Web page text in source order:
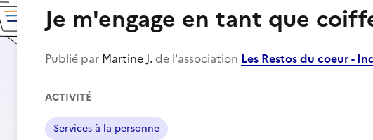
Je m'engage en tant que
Publié par Martine J. de l'association Les Restos du coeur -
ACTIVITÉ
Services à la personne